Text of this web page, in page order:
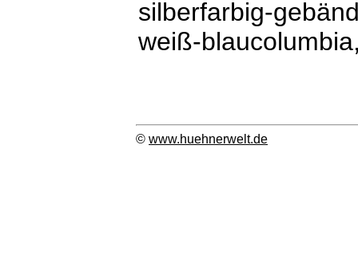
silberfarbig-
weiß-
© www.huehnerwelt.de